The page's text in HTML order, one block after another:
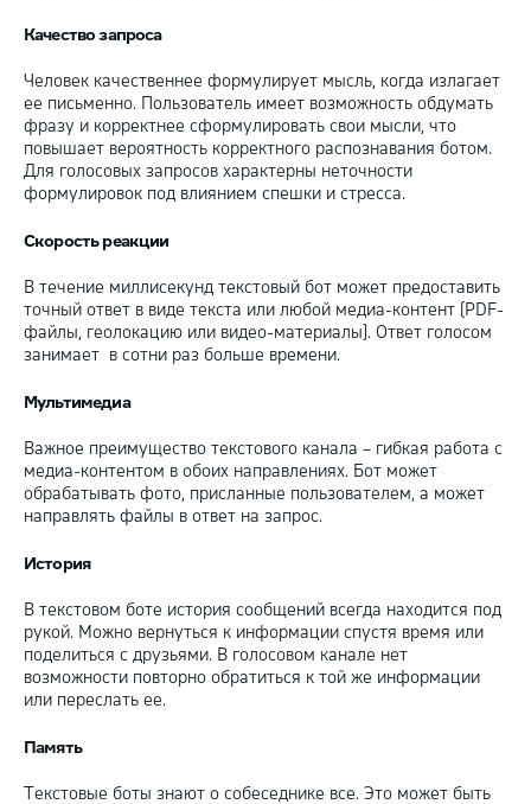
Качество запроса
Человек качественнее формулирует мысль, когда излагает
ее письменно. Пользователь имеет возможность обдумать
фразу и корректнее сформулировать свои мысли, что
повышает вероятность корректного распознавания ботом.
Для голосовых запросов характерны неточности
формулировок под влиянием спешки и стресса.
Скорость реакции
В течение миллисекунд текстовый бот может предоставить
точный ответ в виде текста или любой медиа-контент (PDF-
файлы, геолокацию или видео-материалы). Ответ голосом
занимает в сотни раз больше времени.
Мультимедиа
Важное преимущество текстового канала – гибкая работа с
медиа-контентом в обоих направлениях. Бот может
обрабатывать фото, присланные пользователем, а может
направлять файлы в ответ на запрос.
История
В текстовом боте история сообщений всегда находится под
рукой. Можно вернуться к информации спустя время или
поделиться с друзьями. В голосовом канале нет
возможности повторно обратиться к той же информации
или переслать ее.
Память
Текстовые боты знают о собеседнике все. Это может быть